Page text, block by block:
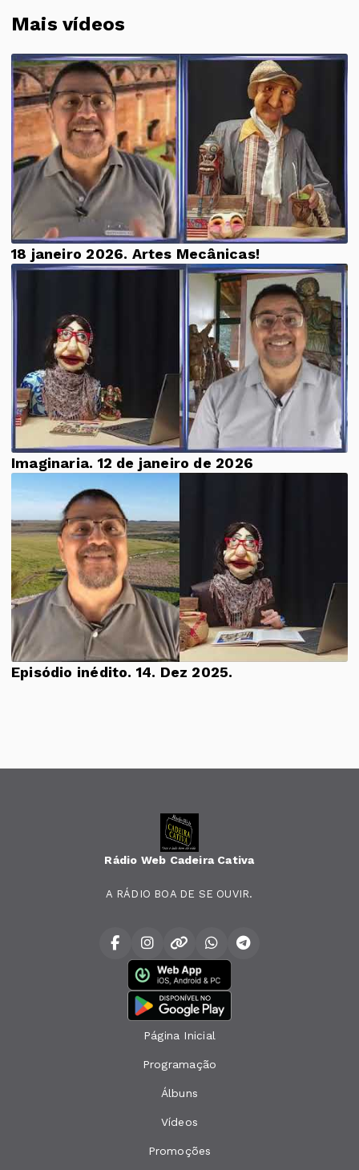
Mais vídeos
18 janeiro 2026. Artes Mecânicas!
Imaginaria. 12 de janeiro de 2026
Episódio inédito. 14. Dez 2025.
Rádio Web Cadeira Cativa
A RÁDIO BOA DE SE OUVIR.
Página Inicial
Programação
Álbuns
Vídeos
Promoções